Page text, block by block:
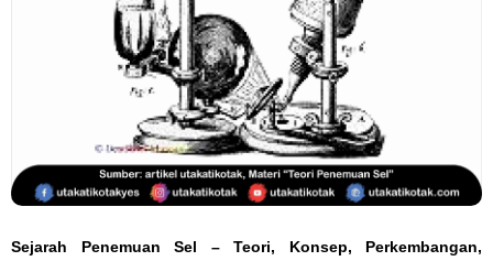
Sejarah Penemuan Sel – Teori, Konsep, Perkembangan,